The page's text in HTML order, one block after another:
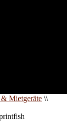
Mietgeräte \\